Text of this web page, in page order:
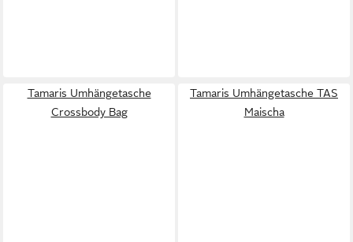
Tamaris Umhängetasche
Crossbody Bag
Tamaris Umhängetasche TAS
Maischa